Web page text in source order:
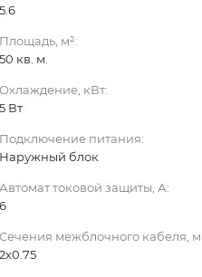
5.6
Площадь, м²:
50 кв. м.
Охлаждение, кВт:
5 Вт
Подключение питания:
Наружный блок
Автомат токовой защиты, А:
6
Сечения межблочного кабеля,
2x0.75